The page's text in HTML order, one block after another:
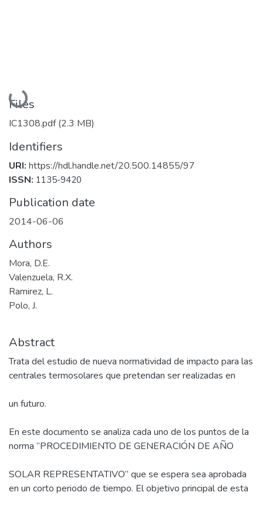
Loading...
Files
IC1308.pdf(2.3 MB)
Identifiers
URI: https://hdl.handle.net/20.500.14855/97
ISSN: 1135-9420
Publication date
2014-06-06
Authors
Mora, D.E.
Valenzuela, R.X.
Ramirez, L.
Polo, J.
Abstract
Trata del estudio de nueva normatividad de impacto para las
centrales termosolares que pretendan ser realizadas en
un futuro.
En este documento se analiza cada uno de los puntos de la
norma “PROCEDIMIENTO DE GENERACIÓN DE AÑO
SOLAR REPRESENTATIVO” que se espera sea aprobada
en un corto periodo de tiempo. El objetivo principal de esta